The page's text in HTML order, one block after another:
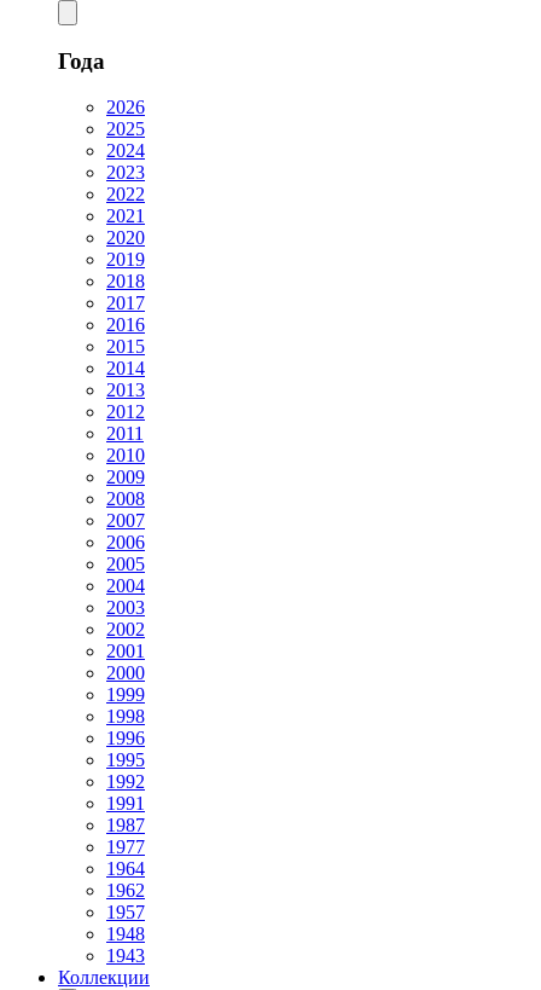
Года
2026
2025
2024
2023
2022
2021
2020
2019
2018
2017
2016
2015
2014
2013
2012
2011
2010
2009
2008
2007
2006
2005
2004
2003
2002
2001
2000
1999
1998
1996
1995
1992
1991
1987
1977
1964
1962
1957
1948
1943
Коллекции